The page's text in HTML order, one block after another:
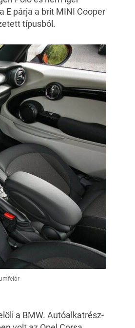
E párja a brit MINI Cooper
típusból.
a BMW. Autóalkatrész-